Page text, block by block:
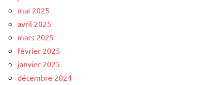
mai 2025
avril 2025
mars 2025
février 2025
janvier 2025
décembre 2024